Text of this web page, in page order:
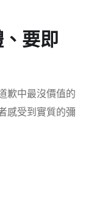
要即
歉中最沒價值的
感受到實質的彌